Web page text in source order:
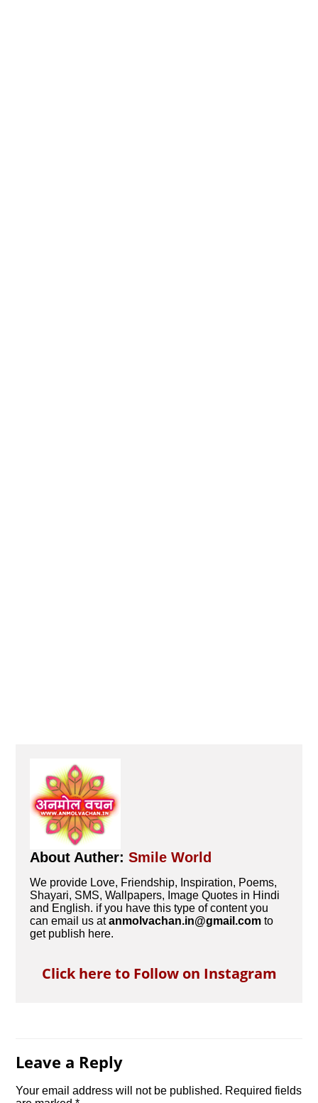
About Auther:Smile World
We provide Love, Friendship, Inspiration, Poems,
Shayari, SMS, Wallpapers, Image Quotes in Hindi
and English. if you have this type of content you
can email us atanmolvachan.in@gmail.com to
get publish here.
Click here to Follow on Instagram
Leave a Reply
Your email address will not be published. Required fields